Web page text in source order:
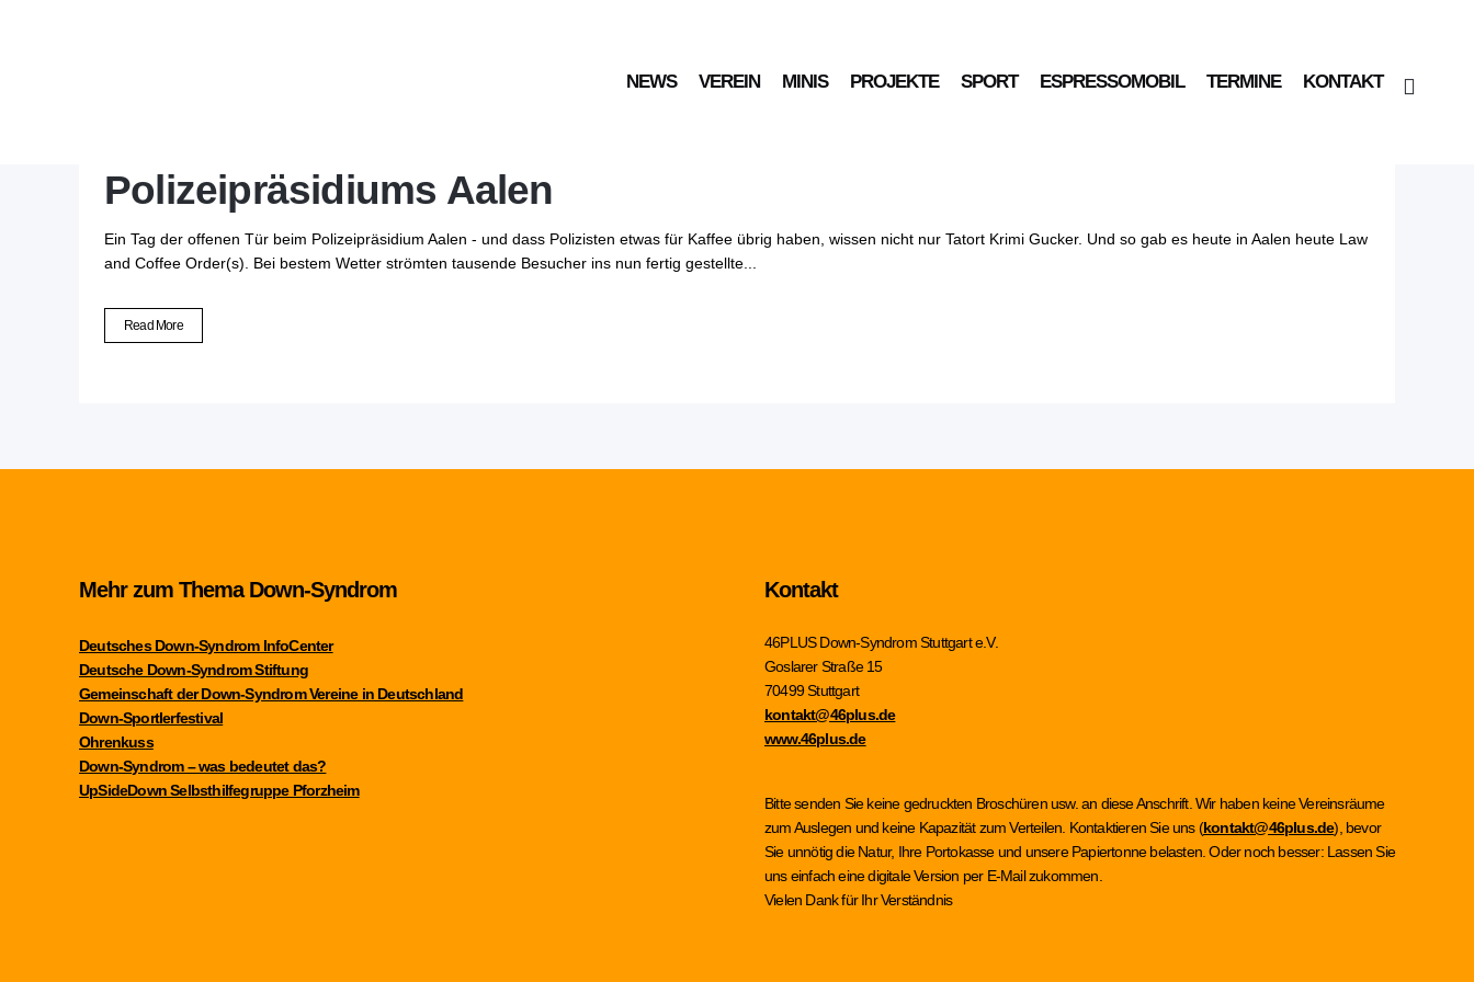
NEWS VEREIN MINIS PROJEKTE SPORT ESPRESSOMOBIL TERMINE KONTAKT
Polizeipräsidiums Aalen
Ein Tag der offenen Tür beim Polizeipräsidium Aalen - und dass Polizisten etwas für Kaffee übrig haben, wissen nicht nur Tatort Krimi Gucker. Und so gab es heute in Aalen heute Law
and Coffee Order(s). Bei bestem Wetter strömten tausende Besucher ins nun fertig gestellte...
Read More
Mehr zum Thema Down-Syndrom
Deutsches Down-Syndrom InfoCenter
Deutsche Down-Syndrom Stiftung
Gemeinschaft der Down-Syndrom Vereine in Deutschland
Down-Sportlerfestival
Ohrenkuss
Down-Syndrom – was bedeutet das?
UpSideDown Selbsthilfegruppe Pforzheim
Kontakt
46PLUS Down-Syndrom Stuttgart e.V.
Goslarer Straße 15
70499 Stuttgart
kontakt@46plus.de
www.46plus.de
Bitte senden Sie keine gedruckten Broschüren usw. an diese Anschrift. Wir haben keine Vereinsräume
zum Auslegen und keine Kapazität zum Verteilen. Kontaktieren Sie uns (kontakt@46plus.de), bevor
Sie unnötig die Natur, Ihre Portokasse und unsere Papiertonne belasten. Oder noch besser: Lassen Sie
uns einfach eine digitale Version per E-Mail zukommen.
Vielen Dank für Ihr Verständnis